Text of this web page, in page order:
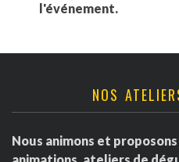
l'événement.
NOS
Nous animons et